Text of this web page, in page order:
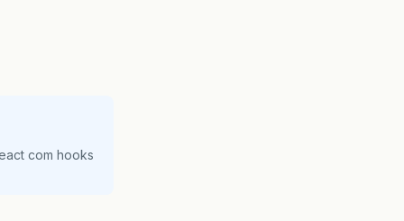
com hooks